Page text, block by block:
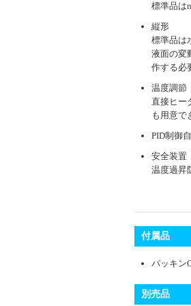
標準品は
縦形
標準品は
液面の変
作する必
温度調節
直接ヒー
も用意で
PID制御
安全装置
温度過昇
付属品
パッキ
別売品